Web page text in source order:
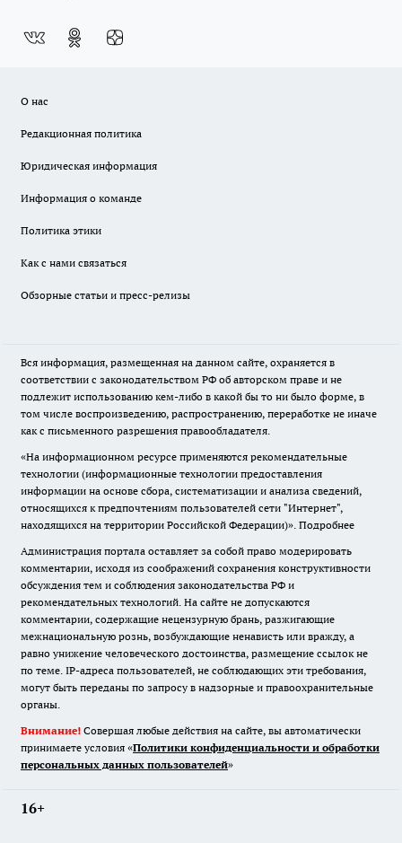
О нас
Редакционная политика
Юридическая информация
Информация о команде
Политика этики
Как с нами связаться
Обзорные статьи и пресс-релизы
Вся информация, размещенная на данном сайте, охраняется в
соответствии с законодательством РФ об авторском праве и не
подлежит использованию кем-либо в какой бы то ни было форме, в
том числе воспроизведению, распространению, переработке не иначе
как с письменного разрешения правообладателя.
«На информационном ресурсе применяются рекомендательные
технологии (информационные технологии предоставления
информации на основе сбора, систематизации и анализа сведений,
относящихся к предпочтениям пользователей сети "Интернет",
находящихся на территории Российской Федерации)». Подробнее
Администрация портала оставляет за собой право модерировать
комментарии, исходя из соображений сохранения конструктивности
обсуждения тем и соблюдения законодательства РФ и
рекомендательных технологий. На сайте не допускаются
комментарии, содержащие нецензурную брань, разжигающие
межнациональную рознь, возбуждающие ненависть или вражду, а
равно унижение человеческого достоинства, размещение ссылок не
по теме. IP-адреса пользователей, не соблюдающих эти требования,
могут быть переданы по запросу в надзорные и правоохранительные
органы.
Внимание! Совершая любые действия на сайте, вы автоматически
принимаете условия «Политики конфиденциальности и обработки
персональных данных пользователей»
16+